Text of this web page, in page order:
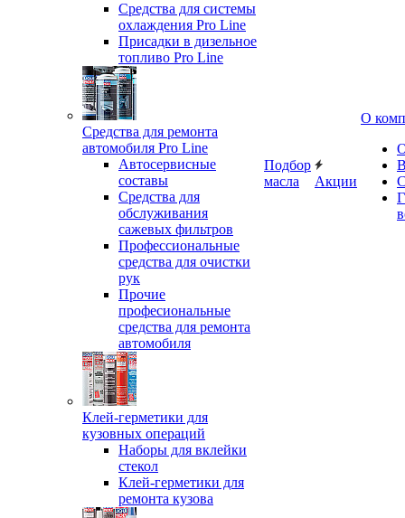
Средства для системы
охлаждения Pro Line
Присадки в дизельное
топливо Pro Line
Средства для ремонта
автомобиля Pro Line
Автосервисные
составы
Средства для
обслуживания
сажевых фильтров
Профессиональные
средства для очистки
рук
Прочие
професиональные
средства для ремонта
автомобиля
Клей-герметики для
кузовных операций
Наборы для вклейки
стекол
Клей-герметики для
ремонта кузова
Подбор
масла
Акции
О